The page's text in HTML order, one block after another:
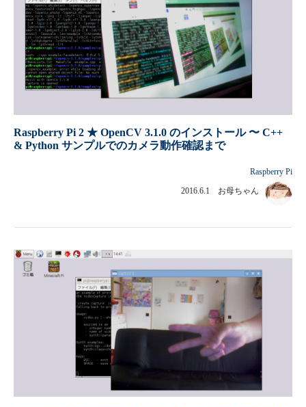
Raspberry Pi 2 ★ OpenCV 3.1.0 のインストール 〜 C++
& Python サンプルでのカメラ動作確認まで
Raspberry Pi
2016.6.1 お母ちゃん